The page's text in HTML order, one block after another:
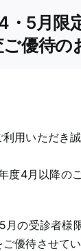
・5月限
ご優待の
用いただき
度4月以降の
月の受診者様
優待させて